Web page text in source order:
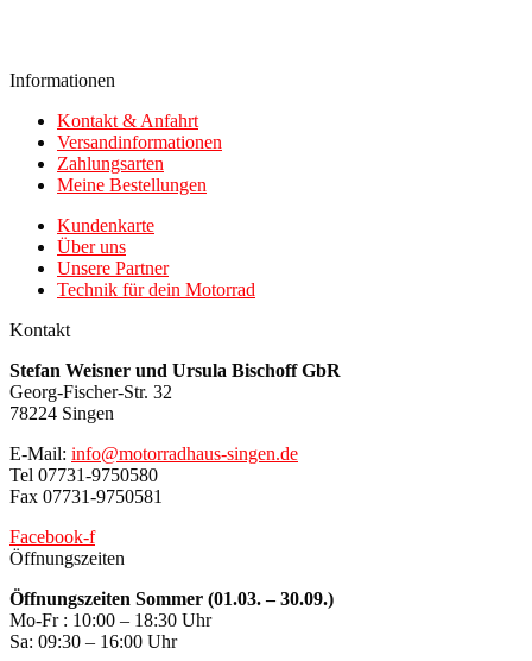
Informationen
Kontakt & Anfahrt
Versandinformationen
Zahlungsarten
Meine Bestellungen
Kundenkarte
Über uns
Unsere Partner
Technik für dein Motorrad
Kontakt
Stefan Weisner und Ursula Bischoff GbR
Georg-Fischer-Str. 32
78224 Singen
E-Mail: info@motorradhaus-singen.de
Tel 07731-9750580
Fax 07731-9750581
Facebook-f
Öffnungszeiten
Öffnungszeiten Sommer (01.03. – 30.09.)
Mo-Fr : 10:00 – 18:30 Uhr
Sa: 09:30 – 16:00 Uhr